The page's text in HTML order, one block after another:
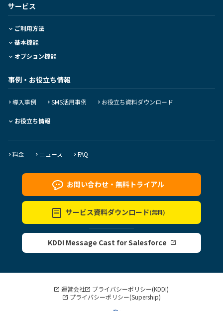
サービス
ご利用方法
基本機能
オプション機能
事例・お役立ち情報
導入事例 SMS活用事例 お役立ち資料ダウンロード
お役立ち情報
料金 ニュース FAQ
お問い合わせ・ 無料トライアル
サービス資料ダウンロード(無料)
KDDI Message Cast for Salesforce
運営会社
プライバシーポリシー(KDDI)
プライバシーポリシー(Supership)